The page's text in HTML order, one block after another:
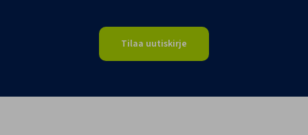
Tilaa uutiskirje